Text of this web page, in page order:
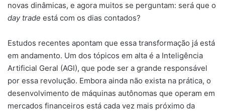
novas dinâmicas, e agora muitos se perguntam: será que o
day trade está com os dias contados?
Estudos recentes apontam que essa transformação já está
em andamento. Um dos tópicos em alta é a Inteligência
Artificial Geral (AGI), que pode ser a grande responsável
por essa revolução. Embora ainda não exista na prática, o
desenvolvimento de máquinas autônomas que operam em
mercados financeiros está cada vez mais próximo da